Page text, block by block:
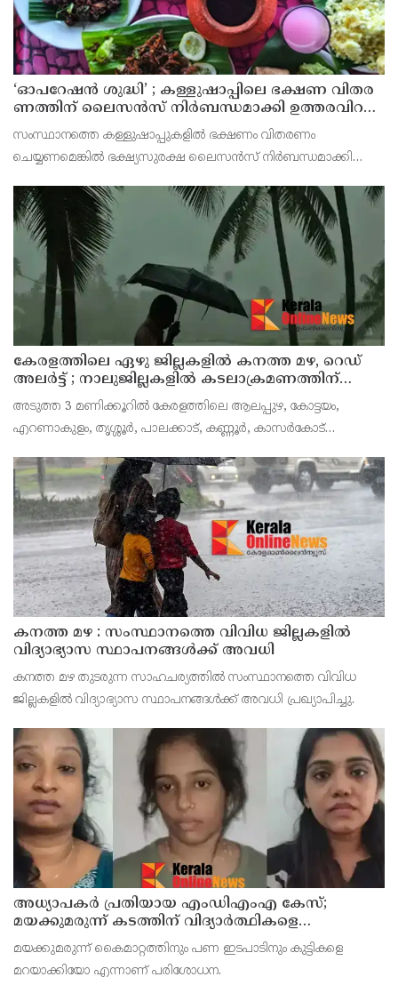
‘ഓ​പ​റേ​ഷ​ൻ ശു​ദ്ധി’ ; ക​ള്ളു​ഷാ​പ്പി​ലെ ഭ​ക്ഷ​ണ വി​ത​ര​
ണ​ത്തി​ന് ലൈ​സ​ൻ​സ് നി​ർ​ബ​ന്ധ​മാ​ക്കി ഉ​ത്ത​ര​വി​റ​
സംസ്ഥാനത്തെ കള്ളുഷാപ്പുകളിൽ ഭക്ഷണം വിതരണം
ചെയ്യണമെങ്കിൽ ഭക്ഷ്യസുരക്ഷ ലൈസൻസ് നിർബന്ധമാക്കി
പരിശോധന നടത്താനും ലൈസൻസില്ലാതെ ഭക്ഷണം വിതരണം
ചെയ്യുന്ന സ്ഥാപനങ്
കേരളത്തിലെ ഏഴു ജില്ലകളിൽ കനത്ത മഴ, റെഡ്
അലർട്ട് ; നാലുജില്ലകളിൽ കടലാക്രമണത്തിന്
സാധ്യത
അടുത്ത 3 മണിക്കൂറിൽ കേരളത്തിലെ ആലപ്പുഴ, കോട്ടയം,
എറണാകുളം, തൃശ്ശൂർ, പാലക്കാട്, കണ്ണൂർ, കാസർകോട്
ശക്തമായ മഴയ്ക്കും മണിക്കൂറിൽ 50 കി.മീ വ
കനത്ത മഴ : സംസ്ഥാനത്തെ വിവിധ ജില്ലകളിൽ
വിദ്യാഭ്യാസ സ്ഥാപനങ്ങൾക്ക് അവധി
കനത്ത മഴ തുടരുന്ന സാഹചര്യത്തിൽ സംസ്ഥാനത്തെ വിവിധ
ജില്ലകളിൽ വിദ്യാഭ്യാസ സ്ഥാപനങ്ങൾക്ക് അവധി പ്രഖ്യാപിച്ചു.
അധ്യാപകര്‍ പ്രതിയായ എംഡിഎംഎ കേസ്;
മയക്കുമരുന്ന് കടത്തിന് വിദ്യാര്‍ത്ഥികളെ
ഉപയോഗിച്ചോ എന്ന് സംശയം
മയക്കുമരുന്ന് കൈമാറ്റത്തിനും പണ ഇടപാടിനും കുട്ടികളെ
മറയാക്കിയോ എന്നാണ് പരിശോധന.